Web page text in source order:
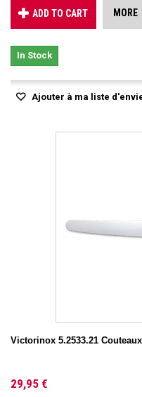
ADD TO CART MORE
In Stock
Ajouter à ma liste
Victorinox 5.2533.21
29,95 €